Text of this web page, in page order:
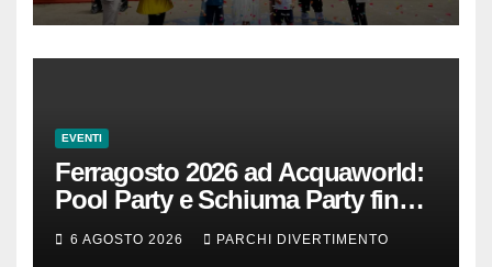
EVENTI
Ferragosto 2026 ad Acquaworld:
Pool Party e Schiuma Party fino a
mezzanotte
6 AGOSTO 2026 PARCHI DIVERTIMENTO